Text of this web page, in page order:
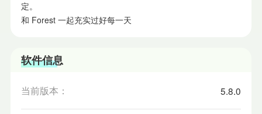
定。
和 Forest 一起充实过好每一天
软件信息
当前版本： 5.8.0